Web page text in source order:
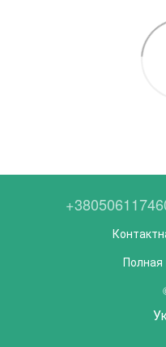
Полная